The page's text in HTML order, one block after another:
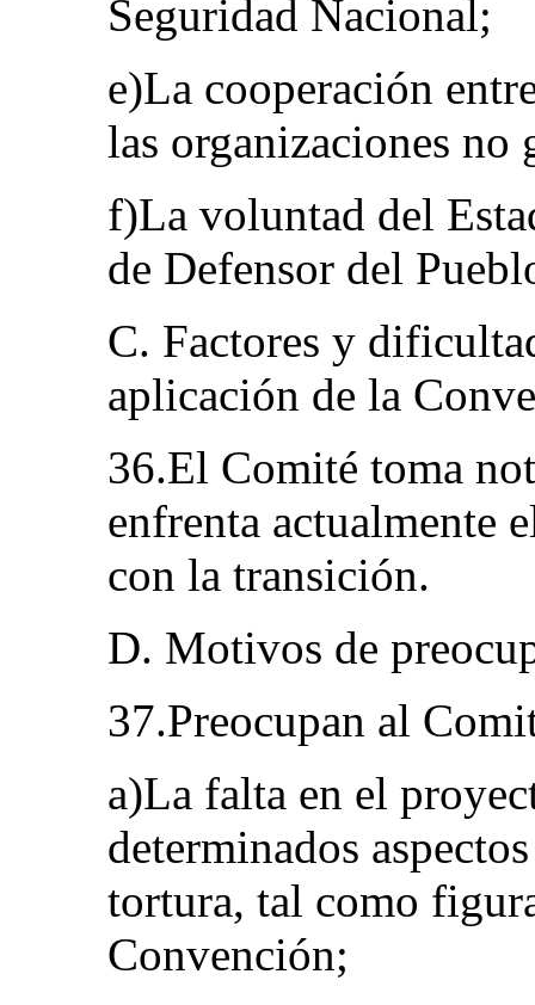
Seguridad Nacional;
e)La cooperación
las organizaciones no
f)La voluntad del
de Defensor del
C. Factores y
aplicación de la
36.El Comité toma
enfrenta actualmente
con la transición.
D. Motivos de
37.Preocupan al
a)La falta en el
determinados
tortura, tal como
Convención;